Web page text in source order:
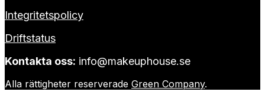
Integritetspolicy
Driftstatus
Kontakta oss: info@makeuphouse.se
Alla rättigheter reserverade Green Company.